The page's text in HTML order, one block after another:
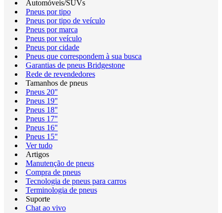
Automóveis/SUVs
Pneus por tipo
Pneus por tipo de veículo
Pneus por marca
Pneus por veículo
Pneus por cidade
Pneus que correspondem à sua busca
Garantias de pneus Bridgestone
Rede de revendedores
Tamanhos de pneus
Pneus 20"
Pneus 19"
Pneus 18"
Pneus 17"
Pneus 16"
Pneus 15"
Ver tudo
Artigos
Manutenção de pneus
Compra de pneus
Tecnologia de pneus para carros
Terminologia de pneus
Suporte
Chat ao vivo